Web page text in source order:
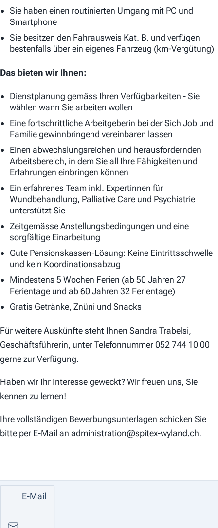
Sie haben einen routinierten Umgang mit PC und
Smartphone
Sie besitzen den Fahrausweis Kat. B. und verfügen
bestenfalls über ein eigenes Fahrzeug (km-Vergütung)
Das bieten wir Ihnen:
Dienstplanung gemäss Ihren Verfügbarkeiten - Sie
wählen wann Sie arbeiten wollen
Eine fortschrittliche Arbeitgeberin bei der Sich Job und
Familie gewinnbringend vereinbaren lassen
Einen abwechslungsreichen und herausfordernden
Arbeitsbereich, in dem Sie all Ihre Fähigkeiten und
Erfahrungen einbringen können
Ein erfahrenes Team inkl. Expertinnen für
Wundbehandlung, Palliative Care und Psychiatrie
unterstützt Sie
Zeitgemässe Anstellungsbedingungen und eine
sorgfältige Einarbeitung
Gute Pensionskassen-Lösung: Keine Eintrittsschwelle
und kein Koordinationsabzug
Mindestens 5 Wochen Ferien (ab 50 Jahren 27
Ferientage und ab 60 Jahren 32 Ferientage)
Gratis Getränke, Znüni und Snacks
Für weitere Auskünfte steht Ihnen Sandra Trabelsi,
Geschäftsführerin, unter Telefonnummer 052 744 10 00
gerne zur Verfügung.
Haben wir Ihr Interesse geweckt? Wir freuen uns, Sie
kennen zu lernen!
Ihre vollständigen Bewerbungsunterlagen schicken Sie
bitte per E-Mail an administration@spitex-wyland.ch.
E-Mail